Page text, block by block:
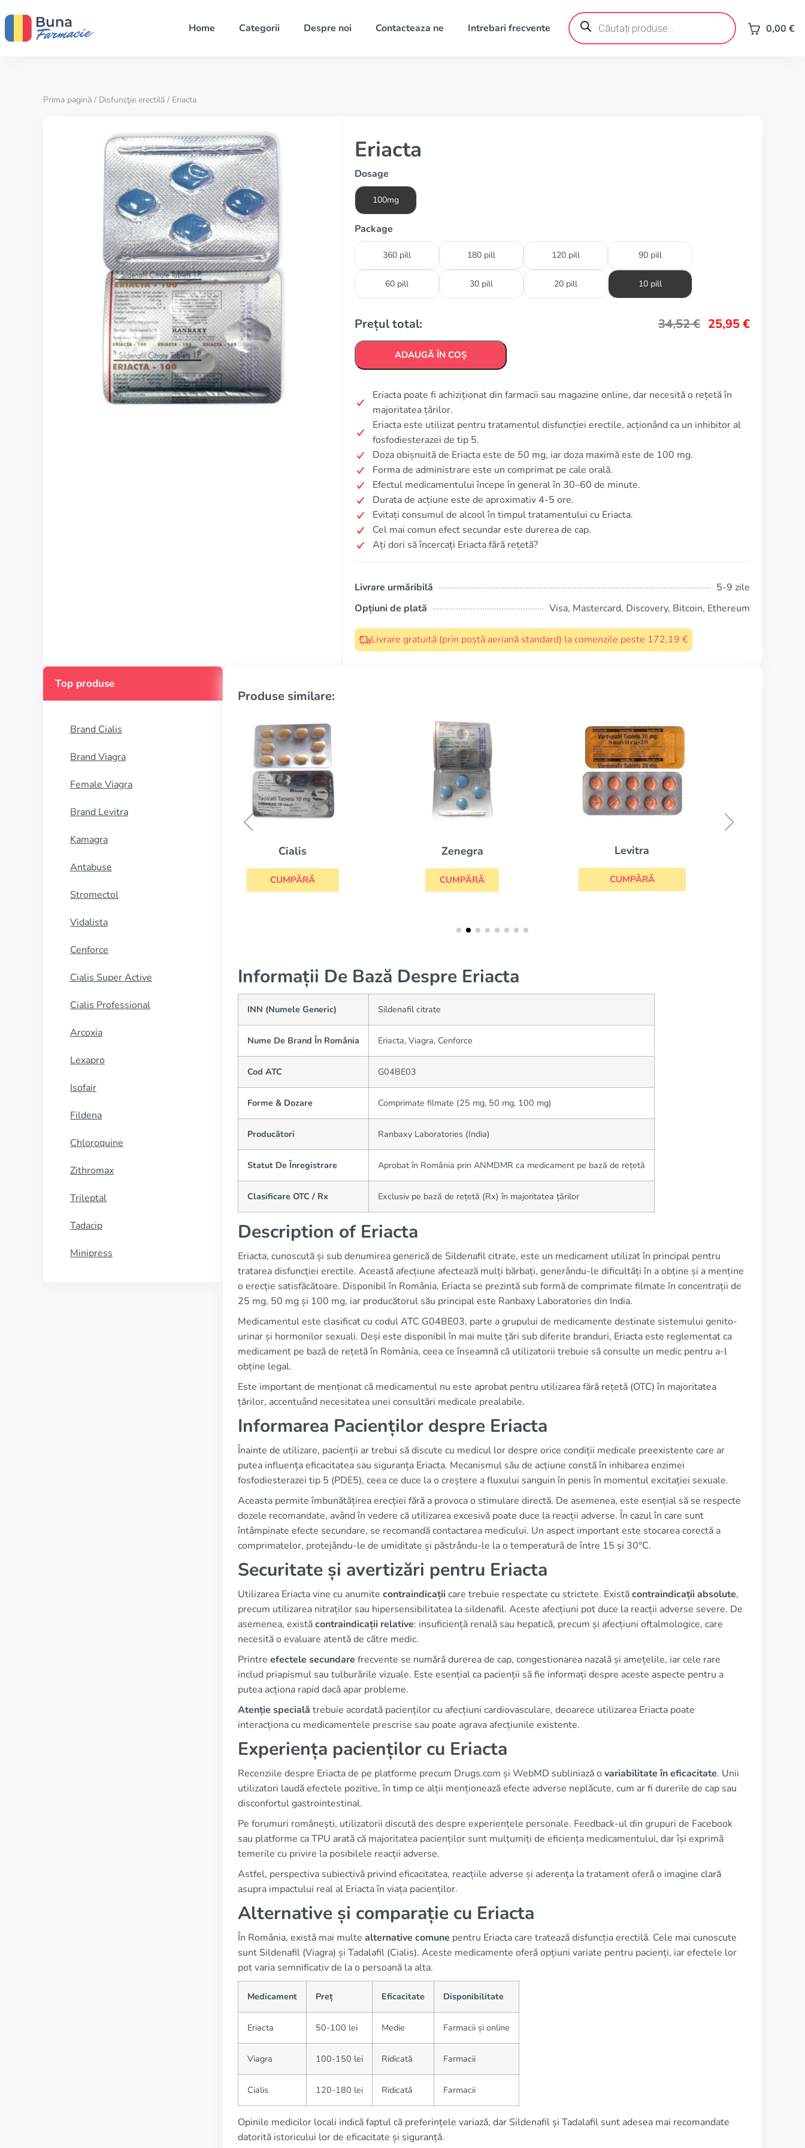
Home Categorii Despre noi Contacteaza ne Intrebari frecvente
Products
search 0,00 €
Prima pagină / Disfuncţie erectilă / Eriacta
Eriacta
Dosage
100mg
Package
360 pill 180 pill 120 pill 90 pill
60 pill 30 pill 20 pill 10 pill
Prețul total: 34,52€ 25,95€
ADAUGĂ ÎN COȘ
Eriacta poate fi achiziționat din farmacii sau magazine online, dar necesită o rețetă în
majoritatea țărilor.
Eriacta este utilizat pentru tratamentul disfuncției erectile, acționând ca un inhibitor al
fosfodiesterazei de tip 5.
Doza obișnuită de Eriacta este de 50 mg, iar doza maximă este de 100 mg.
Forma de administrare este un comprimat pe cale orală.
Efectul medicamentului începe în general în 30–60 de minute.
Durata de acțiune este de aproximativ 4-5 ore.
Evitați consumul de alcool în timpul tratamentului cu Eriacta.
Cel mai comun efect secundar este durerea de cap.
Ați dori să încercați Eriacta fără rețetă?
Livrare urmăribilă
5-9 zile
Opțiuni de plată
Visa, Mastercard, Discovery, Bitcoin, Ethereum
Livrare gratuită (prin poștă aeriană standard) la comenzile peste 172,19 €
Top produse
Brand Cialis
Brand Viagra
Female Viagra
Brand Levitra
Kamagra
Antabuse
Stromectol
Vidalista
Cenforce
Cialis Super Active
Cialis Professional
Arcoxia
Lexapro
Isofair
Fildena
Chloroquine
Zithromax
Trileptal
Tadacip
Minipress
Produse similare:
Zenegra
CUMPĂRĂ
Levitra
CUMPĂRĂ
Cialis Super Active
Informații De Bază Despre Eriacta
INN (Numele Generic) Sildenafil citrate
Nume De Brand În România Eriacta, Viagra, Cenforce
Cod ATC G04BE03
Forme & Dozare Comprimate filmate (25 mg, 50 mg, 100 mg)
Producători Ranbaxy Laboratories (India)
Statut De Înregistrare Aprobat în România prin ANMDMR ca medicament pe bază de rețetă
Clasificare OTC / Rx Exclusiv pe bază de rețetă (Rx) în majoritatea țărilor
Description of Eriacta
Eriacta, cunoscută și sub denumirea generică de Sildenafil citrate, este un medicament utilizat în principal pentru
tratarea disfuncției erectile. Această afecțiune afectează mulți bărbați, generându-le dificultăți în a obține și a menține
o erecție satisfăcătoare. Disponibil în România, Eriacta se prezintă sub formă de comprimate filmate în concentrații de
25 mg, 50 mg și 100 mg, iar producătorul său principal este Ranbaxy Laboratories din India.
Medicamentul este clasificat cu codul ATC G04BE03, parte a grupului de medicamente destinate sistemului genito-
urinar și hormonilor sexuali. Deși este disponibil în mai multe țări sub diferite branduri, Eriacta este reglementat ca
medicament pe bază de rețetă în România, ceea ce înseamnă că utilizatorii trebuie să consulte un medic pentru a-l
obține legal.
Este important de menționat că medicamentul nu este aprobat pentru utilizarea fără rețetă (OTC) în majoritatea
țărilor, accentuând necesitatea unei consultări medicale prealabile.
Informarea Pacienților despre Eriacta
Înainte de utilizare, pacienții ar trebui să discute cu medicul lor despre orice condiții medicale preexistente care ar
putea influența eficacitatea sau siguranța Eriacta. Mecanismul său de acțiune constă în inhibarea enzimei
fosfodiesterazei tip 5 (PDE5), ceea ce duce la o creștere a fluxului sanguin în penis în momentul excitației sexuale.
Aceasta permite îmbunătățirea erecției fără a provoca o stimulare directă. De asemenea, este esențial să se respecte
dozele recomandate, având în vedere că utilizarea excesivă poate duce la reacții adverse. În cazul în care sunt
întâmpinate efecte secundare, se recomandă contactarea medicului. Un aspect important este stocarea corectă a
comprimatelor, protejându-le de umiditate și păstrându-le la o temperatură de între 15 și 30°C.
Securitate și avertizări pentru Eriacta
Utilizarea Eriacta vine cu anumite contraindicațiicare trebuie respectate cu strictete. Existăcontraindicații absolute,
precum utilizarea nitraților sau hipersensibilitatea la sildenafil. Aceste afecțiuni pot duce la reacții adverse severe. De
asemenea, existăcontraindicații relative: insuficiență renală sau hepatică, precum și afecțiuni oftalmologice, care
necesită o evaluare atentă de către medic.
Printre efectele secundare frecvente se numără durerea de cap, congestionarea nazală și amețelile, iar cele rare
includ priapismul sau tulburările vizuale. Este esențial ca pacienții să fie informați despre aceste aspecte pentru a
putea acționa rapid dacă apar probleme.
Atenție specială trebuie acordată pacienților cu afecțiuni cardiovasculare, deoarece utilizarea Eriacta poate
interacționa cu medicamentele prescrise sau poate agrava afecțiunile existente.
Experiența pacienților cu Eriacta
Recenziile despre Eriacta de pe platforme precum Drugs.com și WebMD subliniază ovariabilitate în eficacitate. Unii
utilizatori laudă efectele pozitive, în timp ce alții menționează efecte adverse neplăcute, cum ar fi durerile de cap sau
disconfortul gastrointestinal.
Pe forumuri românești, utilizatorii discută des despre experiențele personale. Feedback-ul din grupuri de Facebook
sau platforme ca TPU arată că majoritatea pacienților sunt mulțumiți de eficiența medicamentului, dar își exprimă
temerile cu privire la posibilele reacții adverse.
Astfel, perspectiva subiectivă privind eficacitatea, reacțiile adverse și aderența la tratament oferă o imagine clară
asupra impactului real al Eriacta în viața pacienților.
Alternative și comparație cu Eriacta
În România, există mai multe alternative comune pentru Eriacta care tratează disfuncția erectilă. Cele mai cunoscute
sunt Sildenafil (Viagra) și Tadalafil (Cialis). Aceste medicamente oferă opțiuni variate pentru pacienți, iar efectele lor
pot varia semnificativ de la o persoană la alta.
Medicament Preț Eficacitate Disponibilitate
Eriacta 50-100 lei Medie Farmacii și online
Viagra 100-150 lei Ridicată Farmacii
Cialis 120-180 lei Ridicată Farmacii
Opinile medicilor locali indică faptul că preferințele variază, dar Sildenafil și Tadalafil sunt adesea mai recomandate
datorită istoricului lor de eficacitate și siguranță.